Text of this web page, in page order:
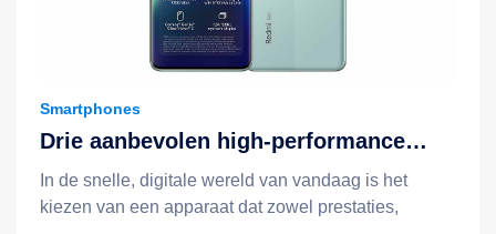
Smartphones
Drie aanbevolen high-performance
apparaten: Redmi Note 14, Redmi
Note 14 Pro 5G en het Xiaomi 15T +
Redmi Pad 2-combinatie
In de snelle, digitale wereld van vandaag is het
kiezen van een apparaat dat zowel prestaties,